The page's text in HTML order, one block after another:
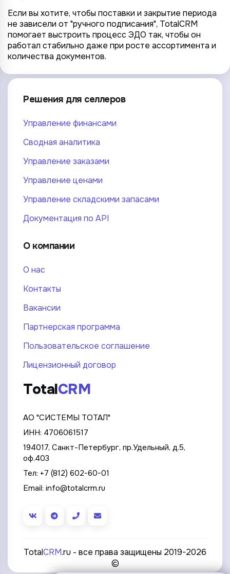
Если вы хотите, чтобы поставки и закрытие периода
не зависели от "ручного подписания", TotalCRM
помогает выстроить процесс ЭДО так, чтобы он
работал стабильно даже при росте ассортимента и
количества документов.
Решения для селлеров
Управление финансами
Сводная аналитика
Управление заказами
Управление ценами
Управление складскими запасами
Документация по API
О компании
О нас
Контакты
Вакансии
Партнерская программа
Пользовательское соглашение
Лицензионный договор
TotalCRM
АО "СИСТЕМЫ ТОТАЛ"
ИНН: 4706061517
194017, Санкт-Петербург, пр.Удельный, д.5,
оф.403
Тел: +7 (812) 602-60-01
Email: info@totalcrm.ru
TotalCRM.ru - все права защищены 2019-2026
©